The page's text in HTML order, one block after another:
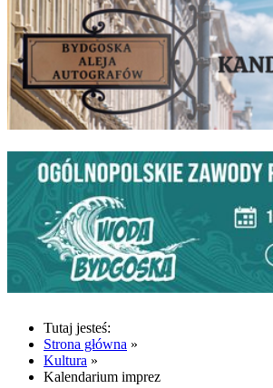
Tutaj jesteś:
Strona główna »
Kultura »
Kalendarium imprez